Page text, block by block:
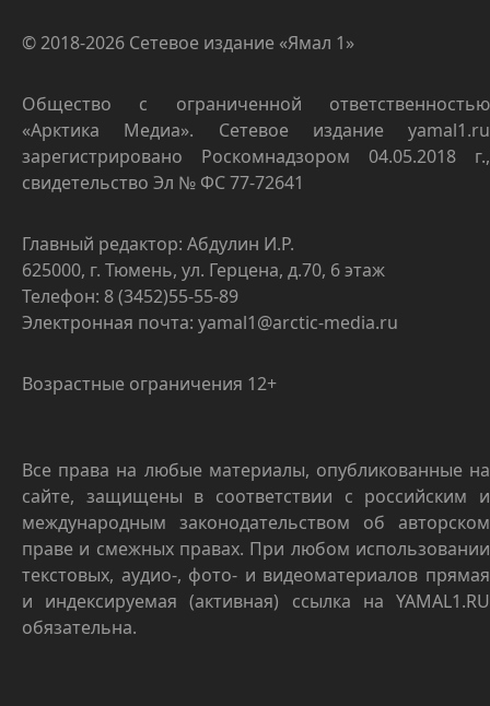
© 2018-2026 Сетевое издание «Ямал 1»
Общество с ограниченной ответственностью
«Арктика Медиа». Сетевое издание yamal1.ru
зарегистрировано Роскомнадзором 04.05.2018 г.,
свидетельство Эл № ФС 77-72641
Главный редактор: Абдулин И.Р.
625000, г. Тюмень, ул. Герцена, д.70, 6 этаж
Телефон: 8 (3452)55-55-89
Электронная почта: yamal1@arctic-media.ru
Возрастные ограничения 12+
Все права на любые материалы, опубликованные на
сайте, защищены в соответствии с российским и
международным законодательством об авторском
праве и смежных правах. При любом использовании
текстовых, аудио-, фото- и видеоматериалов прямая
и индексируемая (активная) ссылка на YAMAL1.RU
обязательна.